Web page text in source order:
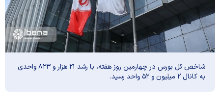
شاخص کل بورس در چهارمین روز هفته، با رشد ۲۱ هزار و ۸۲۳ واحدی
به کانال ۲ میلیون و ۵۲ واحد رسید.